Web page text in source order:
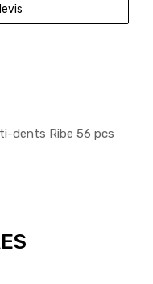
dents Ribe 56 pcs